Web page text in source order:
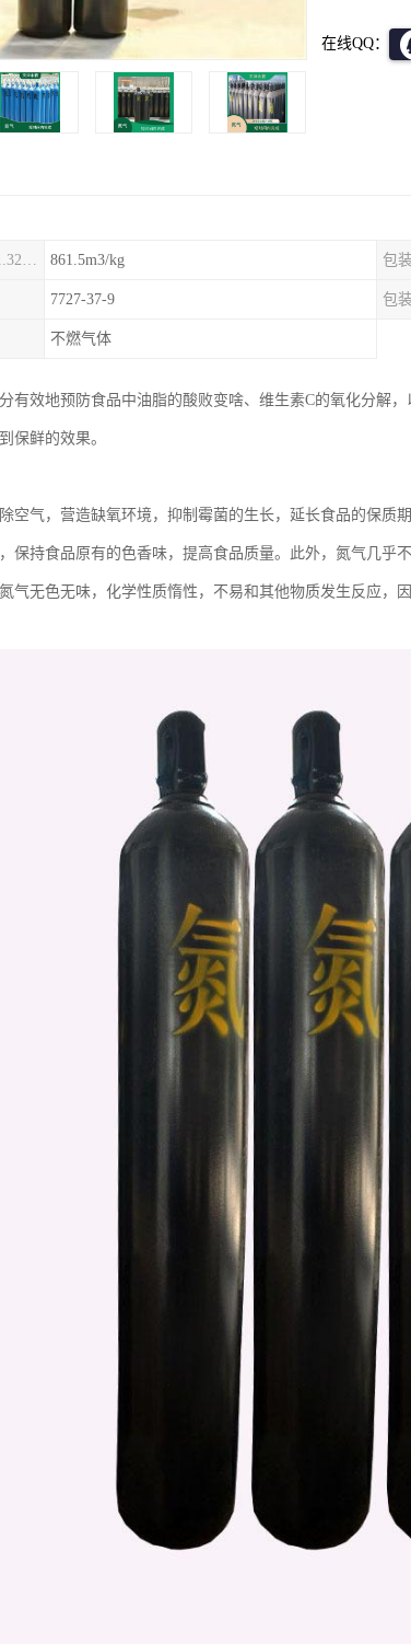
在线QQ：
比容(21.1℃，101.325kPa) 861.5m3/kg 包装
7727-37-9 包
不燃气体
有效地预防食品中油脂的酸败变啥、维生素C的氧化分解
保鲜的效果。
空气，营造缺氧环境，抑制霉菌的生长，延长食品的保质
保持食品原有的色香味，提高食品质量。此外，氮气几乎
气无色无味，化学性质惰性，不易和其他物质发生反应，因